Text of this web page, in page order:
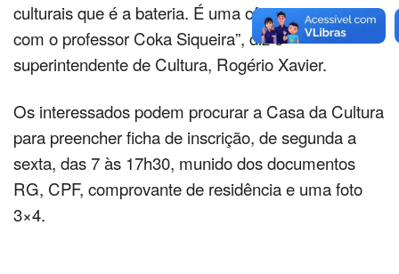
culturais que é a bateria. É uma oficina percussiva
com o professor Coka Siqueira”, diz o
superintendente de Cultura, Rogério Xavier.
Os interessados podem procurar a Casa da Cultura
para preencher ficha de inscrição, de segunda a
sexta, das 7 às 17h30, munido dos documentos
RG, CPF, comprovante de residência e uma foto
3×4.